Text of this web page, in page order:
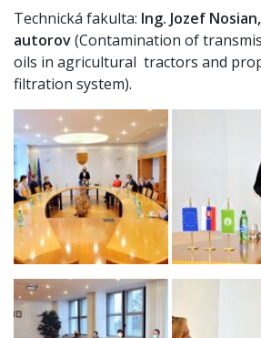
Technická fakulta: Ing. Jozef
autorov(Contamination of
oils in agricultural tractors and
filtration system).